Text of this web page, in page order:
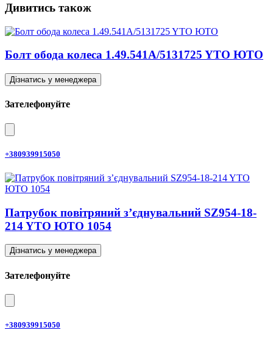
Дивитись також
Болт обода колеса 1.49.541A/5131725 YTO ЮТО
Дізнатись у менеджера
Зателефонуйте
+380939915050
Патрубок повітряний з’єднувальний SZ954-18-
214 YTO ЮТО 1054
Дізнатись у менеджера
Зателефонуйте
+380939915050